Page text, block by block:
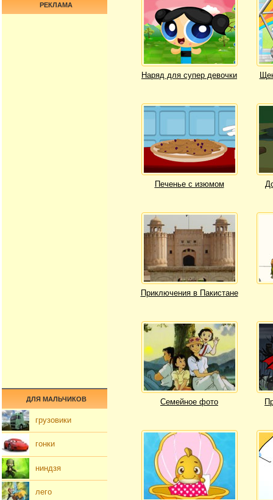
Наряд для супер девочки
Печенье с изюмом
Приключения в Пакистане
Семейное фото
РЕКЛАМА
ДЛЯ МАЛЬЧИКОВ
грузовики
гонки
ниндзя
лего